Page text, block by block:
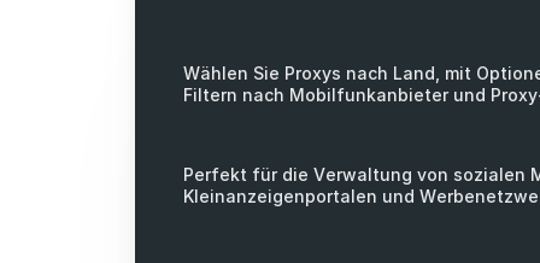
Wählen Sie Proxys nach Land, mit
Filtern nach Mobilfunkanbieter und
Perfekt für die Verwaltung von sozialen
Kleinanzeigenportalen und